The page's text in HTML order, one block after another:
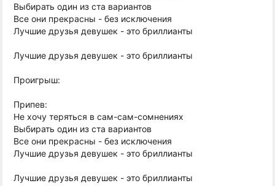
Выбирать один из ста вариантов
Все они прекрасны - без исключения
Лучшие друзья девушек - это бриллианты
Лучшие друзья девушек - это бриллианты
Проигрыш:
Припев:
Не хочу теряться в сам-сам-сомнениях
Выбирать один из ста вариантов
Все они прекрасны - без исключения
Лучшие друзья девушек - это бриллианты
Лучшие друзья девушек - это бриллианты